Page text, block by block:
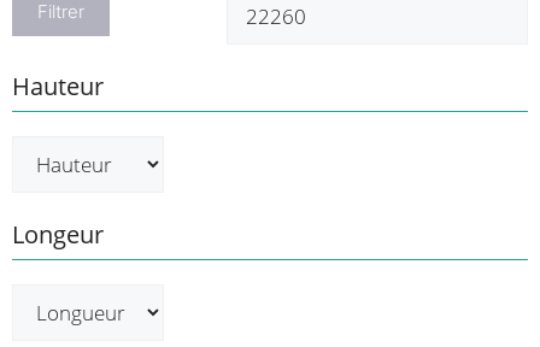
Filtrer
Hauteur
Longeur